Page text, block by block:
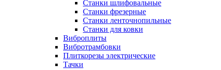
Станки шлифовальные
Станки фрезерные
Станки ленточнопильные
Станки для ковки
Виброплиты
Вибротрамбовки
Плиткорезы электрические
Тачки